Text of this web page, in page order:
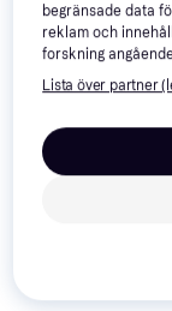
Om
begränsade data
reklam och
forskning
Lista över partner